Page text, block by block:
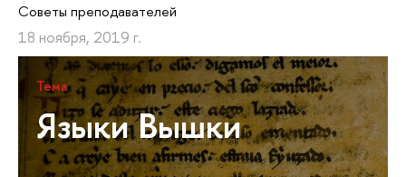
Советы преподавателей
18 ноября, 2019 г.
Тема
Языки Вышки